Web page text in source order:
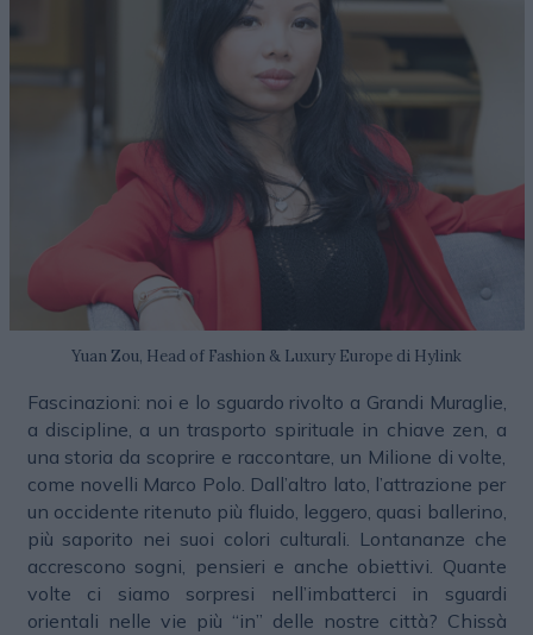
Yuan Zou, Head of Fashion & Luxury Europe di Hylink
Fascinazioni: noi e lo sguardo rivolto a Grandi Muraglie,
a discipline, a un trasporto spirituale in chiave zen, a
una storia da scoprire e raccontare, un Milione di volte,
come novelli Marco Polo. Dall’altro lato, l’attrazione per
un occidente ritenuto più fluido, leggero, quasi ballerino,
più saporito nei suoi colori culturali. Lontananze che
accrescono sogni, pensieri e anche obiettivi. Quante
volte ci siamo sorpresi nell’imbatterci in sguardi
orientali nelle vie più “in” delle nostre città? Chissà